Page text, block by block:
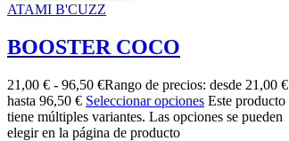
ATAMI B'CUZZ
BOOSTER COCO
21,00 € - 96,50 €Rango de precios: desde 21,00 €
hasta 96,50 € Seleccionar opciones Este producto
tiene múltiples variantes. Las opciones se pueden
elegir en la página de producto